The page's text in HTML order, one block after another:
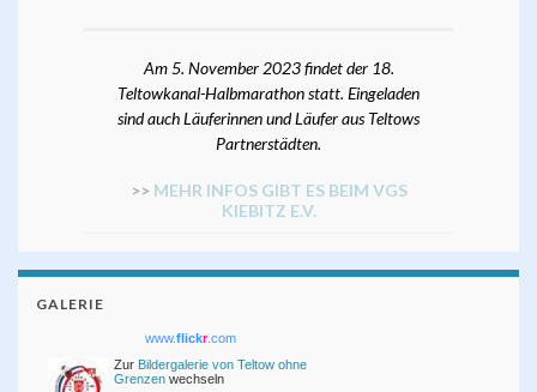
Am 5. November 2023 findet der 18.
Teltowkanal-Halbmarathon statt. Eingeladen
sind auch Läuferinnen und Läufer aus Teltows
Partnerstädten.
>> MEHR INFOS GIBT ES BEIM VGS
KIEBITZ E.V.
GALERIE
www.flickr.com
Zur Bildergalerie von Teltow ohne
Grenzen wechseln